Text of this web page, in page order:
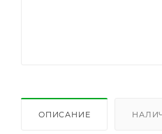
ОПИСАНИЕ